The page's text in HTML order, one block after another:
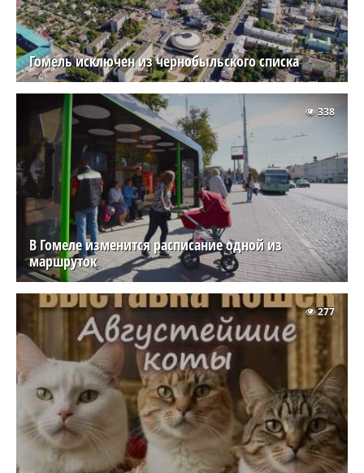
Гомель исключен из чернобыльского списка
В Гомеле изменится расписание одной из
маршруток
338
277